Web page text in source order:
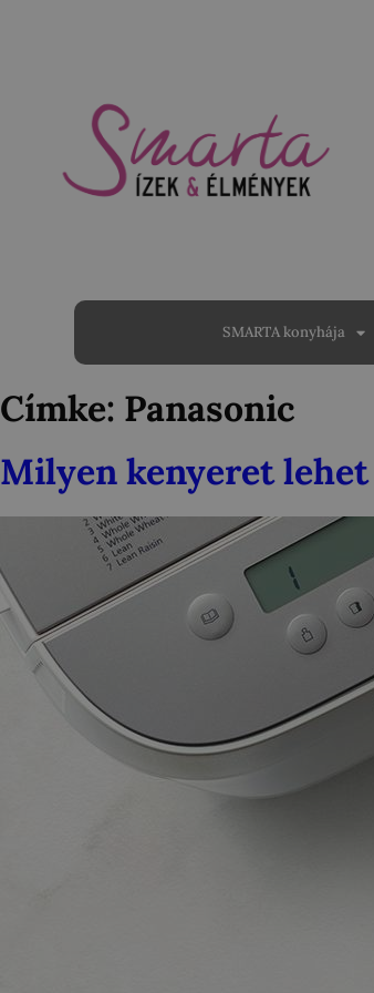
SMARTA konyhája
Címke: Panasonic
Milyen kenyeret